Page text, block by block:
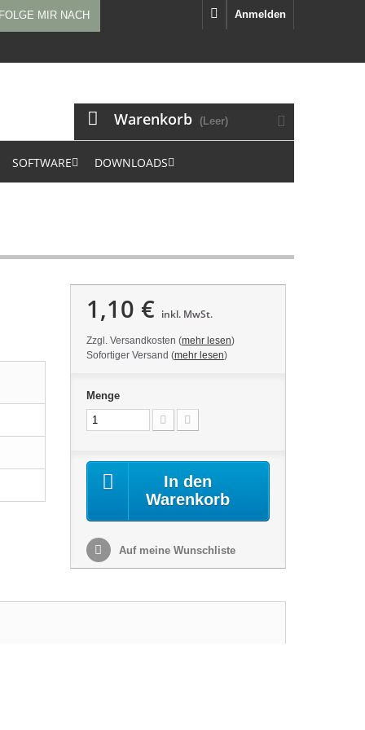
Anmelden
FOLGE MIR NACH
Warenkorb (Leer)
SOFTWARE DOWNLOADS
1,10 € inkl. MwSt.
Zzgl. Versandkosten (mehr lesen)
Sofortiger Versand (mehr lesen)
Menge
In den
Warenkorb
Auf meine Wunschliste